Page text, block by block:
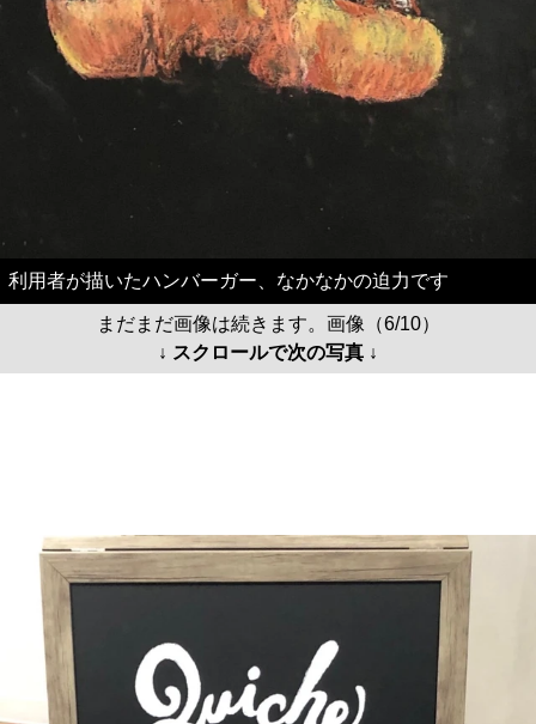
利用者が描いたハンバーガー、なかなかの迫力です
まだまだ画像は続きます。画像（6/10）
↓ スクロールで次の写真 ↓